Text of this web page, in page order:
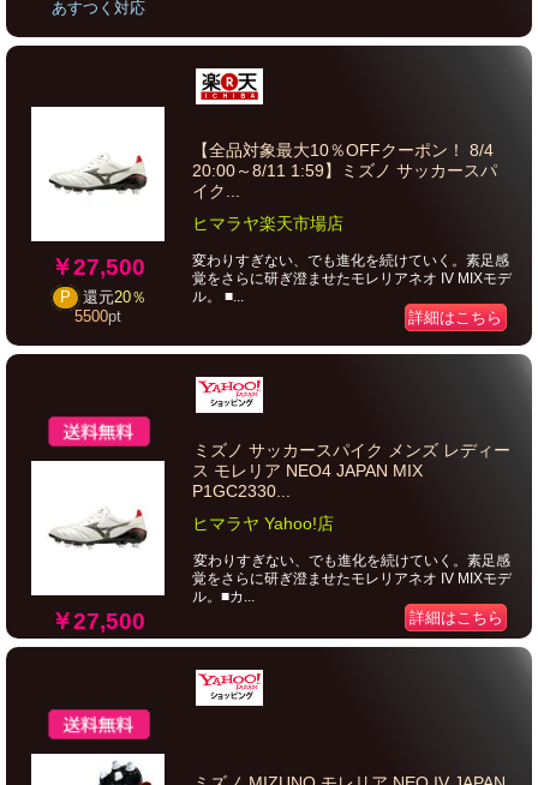
あすつく対応
￥27,500
P 還元20％
5500pt
【全品対象最大10％OFFクーポン！ 8/4
20:00～8/11 1:59】ミズノ サッカースパ
イク...
ヒマラヤ楽天市場店
変わりすぎない、でも進化を続けていく。素足感
覚をさらに研ぎ澄ませたモレリアネオ IV MIXモデ
ル。 ■...
詳細はこちら
￥27,500
ミズノ サッカースパイク メンズ レディー
ス モレリア NEO4 JAPAN MIX
P1GC2330...
ヒマラヤ Yahoo!店
変わりすぎない、でも進化を続けていく。素足感
覚をさらに研ぎ澄ませたモレリアネオ IV MIXモデ
ル。■カ...
詳細はこちら